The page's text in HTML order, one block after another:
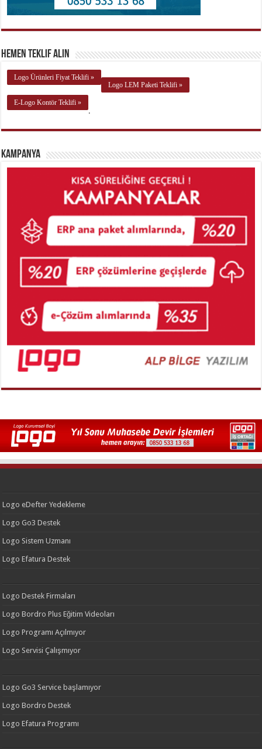
Hemen Teklif Alın
Logo Ürünleri Fiyat Teklifi »
Logo LEM Paketi Teklifi »
E-Logo Kontör Teklifi »
.
Kampanya
Logo eDefter Yedekleme
Logo Go3 Destek
Logo Sistem Uzmanı
Logo Efatura Destek
Logo Destek Firmaları
Logo Bordro Plus Eğitim Videoları
Logo Programı Açılmıyor
Logo Servisi Çalışmıyor
Logo Go3 Service başlamıyor
Logo Bordro Destek
Logo Efatura Programı